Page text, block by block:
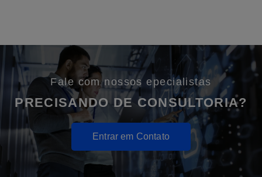
Fale com nossos epecialistas
PRECISANDO DE CONSULTORIA?
Entrar em Contato